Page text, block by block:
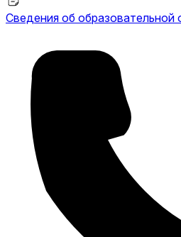
Сведения об образовательной